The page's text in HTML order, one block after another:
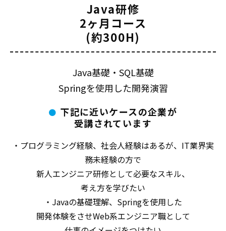
Java研修
2ヶ月コース
(約300H)
Java基礎・SQL基礎
Springを使用した開発演習
下記に近いケースの企業が
受講されています
・プログラミング経験、社会人経験はあるが、IT業界実
務未経験の方で
新人エンジニア研修として必要なスキル、
考え方を学びたい
・Javaの基礎理解、Springを使用した
開発体験をさせWeb系エンジニア職として